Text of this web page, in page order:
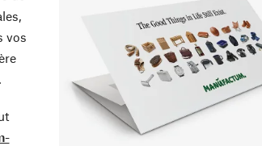
vos